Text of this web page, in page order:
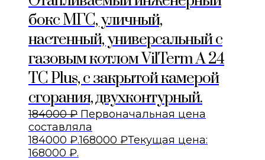
бокс МГС, уличный,
настенный, универсальный с
газовым котлом VilTerm A 24
TC Plus, с закрытой камерой
сгорания, двухконтурный.
184000₽ Первоначальная цена
составляла
184000 ₽.168000 ₽Текущая цена:
168000 ₽.